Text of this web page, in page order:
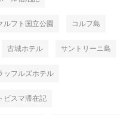
ルフト国立公園 コルフ島
古城ホテル サントリーニ島
ッフルズホテル
ビスマ滞在記